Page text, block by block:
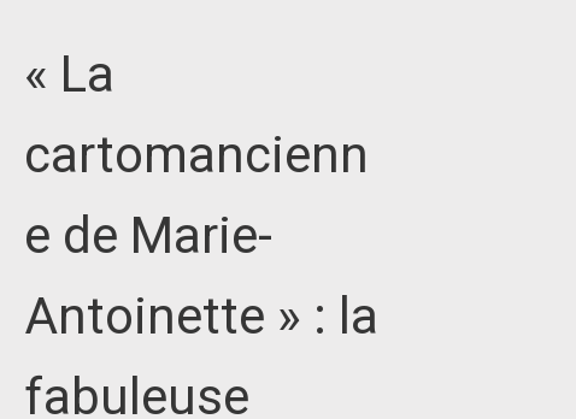
« La
cartomancienn
e de Marie-
Antoinette » : la
fabuleuse